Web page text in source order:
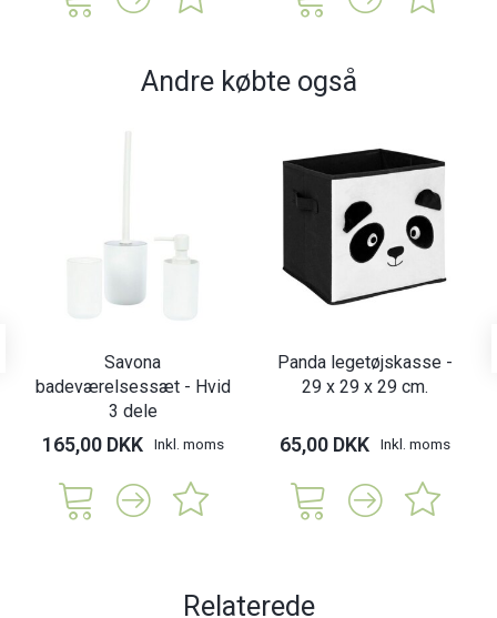
Andre købte også
Savona
badeværelsessæt - Hvid
3 dele
165,00 DKK Inkl. moms
Panda legetøjskasse -
29 x 29 x 29 cm.
65,00 DKK Inkl. moms
Relaterede